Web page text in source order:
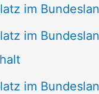
im
im
im